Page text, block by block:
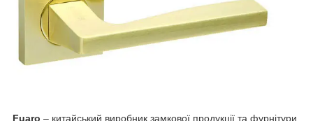
Fuaro – китайський виробник замкової продукції та фурнітури.